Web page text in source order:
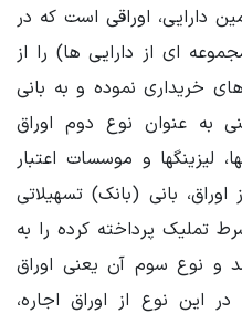
دارایی، اوراقی است که در
ای از دارایی ها) را از
خریداری نموده و به بانی
به عنوان نوع دوم اوراق
لیزینگها و موسسات اعتبار
بانی (بانک) تسهیلاتی
تملیک پرداخته کرده را به
نوع سوم آن یعنی اوراق
این نوع از اوراق اجاره،